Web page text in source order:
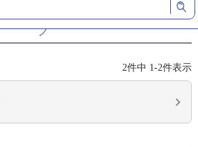
ツ
2件中 1-2件表示